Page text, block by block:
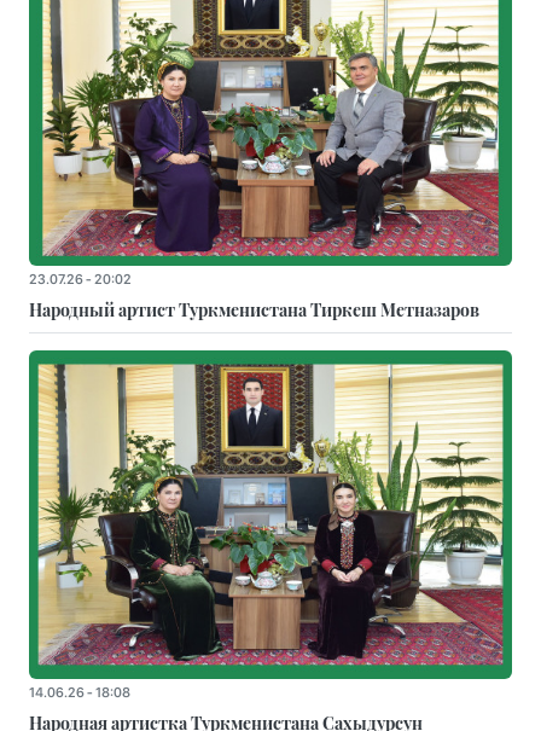
23.07.26 - 20:02
Народный артист Туркменистана Тиркеш Мeтназаров
14.06.26 - 18:08
Народная артистка Туркменистана Сахыдурсун